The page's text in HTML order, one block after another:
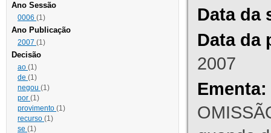
Ano Sessão
0006 (1)
Ano Publicação
2007 (1)
Decisão
ao (1)
de (1)
negou (1)
por (1)
provimento (1)
recurso (1)
se (1)
Data da
Data da
2007
Ementa: